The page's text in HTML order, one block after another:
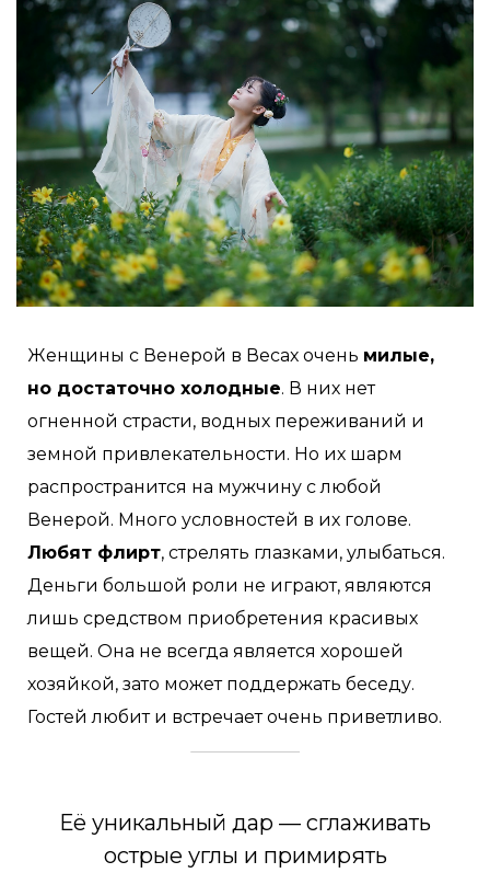
Женщины с Венерой в Весах очень милые,
но достаточно холодные. В них нет
огненной страсти, водных переживаний и
земной привлекательности. Но их шарм
распространится на мужчину с любой
Венерой. Много условностей в их голове.
Любят флирт, стрелять глазками, улыбаться.
Деньги большой роли не играют, являются
лишь средством приобретения красивых
вещей. Она не всегда является хорошей
хозяйкой, зато может поддержать беседу.
Гостей любит и встречает очень приветливо.
Её уникальный дар — сглаживать
острые углы и примирять